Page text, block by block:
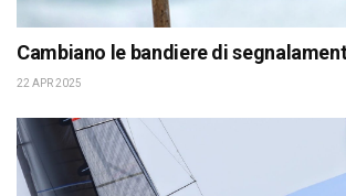
Cambiano le bandiere di
22 APR 2025